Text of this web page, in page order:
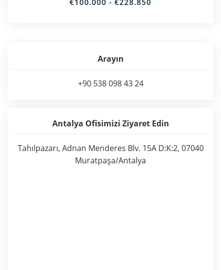
€100.000 - €228.850
Arayın
+90 538 098 43 24
Antalya Ofisimizi Ziyaret Edin
Tahılpazarı, Adnan Menderes Blv. 15A D:K:2, 07040
Muratpaşa/Antalya